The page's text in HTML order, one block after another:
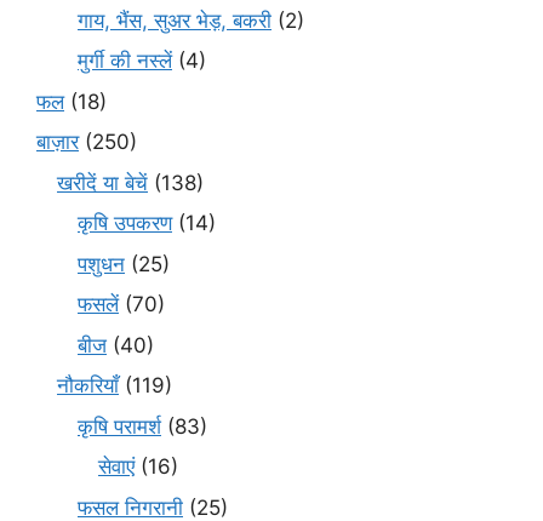
गाय, भैंस, सुअर भेड़, बकरी (2)
मुर्गी की नस्लें(4)
फल(18)
बाज़ार(250)
खरीदें या बेचें (138)
कृषि उपकरण(14)
पशुधन (25)
फसलें(70)
बीज (40)
नौकरियाँ(119)
कृषि परामर्श(83)
सेवाएं(16)
फसल निगरानी (25)